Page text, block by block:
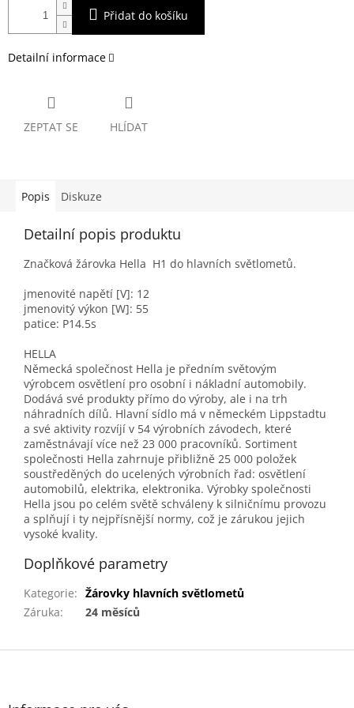
Přidat do košíku
Detailní informace
ZEPTAT SE HLÍDAT
Popis Diskuze
Detailní popis produktu
Značková žárovka Hella H1 do hlavních světlometů.
jmenovité napětí [V]: 12
jmenovitý výkon [W]: 55
patice: P14.5s
HELLA
Německá společnost Hella je předním světovým
výrobcem osvětlení pro osobní i nákladní automobily.
Dodává své produkty přímo do výroby, ale i na trh
náhradních dílů. Hlavní sídlo má v německém Lippstadtu
a své aktivity rozvíjí v 54 výrobních závodech, které
zaměstnávají více než 23 000 pracovníků. Sortiment
společnosti Hella zahrnuje přibližně 25 000 položek
soustředěných do ucelených výrobních řad: osvětlení
automobilů, elektrika, elektronika. Výrobky společnosti
Hella jsou po celém světě schváleny k silničnímu provozu
a splňují i ty nejpřísnější normy, což je zárukou jejich
vysoké kvality.
Doplňkové parametry
Kategorie: Žárovky hlavních světlometů
Záruka: 24 měsíců
Z